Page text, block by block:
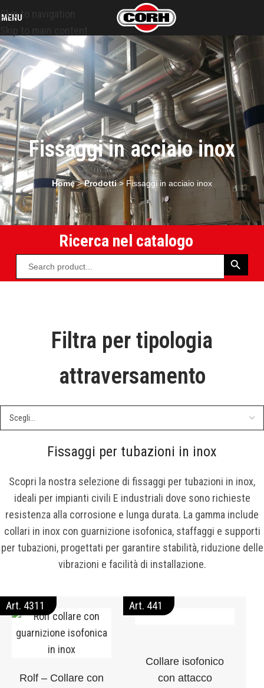
Skip to navigation
MENU
Fissaggi in acciaio inox
Home>Prodotti> Fissaggi in acciaio inox
Ricerca nel catalogo
Filtra per tipologia
attraversamento
Fissaggi per tubazioni in inox
Scopri la nostra selezione di fissaggi per tubazioni in inox,
ideali per impianti civili E industriali dove sono richieste
resistenza alla corrosione e lunga durata. La gamma include
collari in inox con guarnizione isofonica, staffaggi e supporti
per tubazioni, progettati per garantire stabilità, riduzione delle
vibrazioni e facilità di installazione.
Art. 4311
Rolf – Collare con
Art. 441
Collare isofonico
con attacco